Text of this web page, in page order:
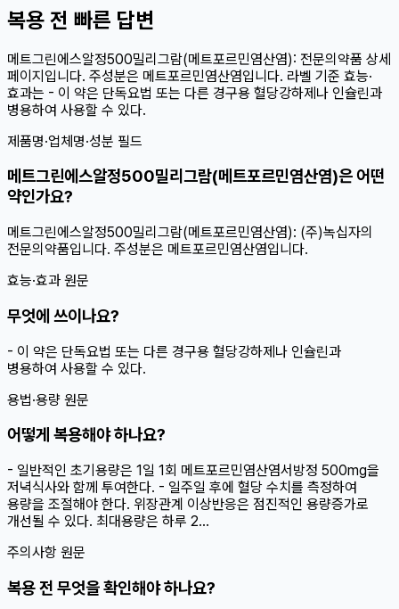
복용 전 빠른 답변
메트그린에스알정500밀리그람(메트포르민염산염): 전문의약품 상세
페이지입니다. 주성분은 메트포르민염산염입니다. 라벨 기준 효능·
효과는 - 이 약은 단독요법 또는 다른 경구용 혈당강하제나 인슐린과
병용하여 사용할 수 있다.
제품명·업체명·성분 필드
메트그린에스알정500밀리그람(메트포르민염산염)은 어떤
약인가요?
메트그린에스알정500밀리그람(메트포르민염산염): (주)녹십자의
전문의약품입니다. 주성분은 메트포르민염산염입니다.
효능·효과 원문
무엇에 쓰이나요?
- 이 약은 단독요법 또는 다른 경구용 혈당강하제나 인슐린과
병용하여 사용할 수 있다.
용법·용량 원문
어떻게 복용해야 하나요?
- 일반적인 초기용량은 1일 1회 메트포르민염산염서방정 500mg을
저녁식사와 함께 투여한다. - 일주일 후에 혈당 수치를 측정하여
용량을 조절해야 한다. 위장관계 이상반응은 점진적인 용량증가로
개선될 수 있다. 최대용량은 하루 2...
주의사항 원문
복용 전 무엇을 확인해야 하나요?